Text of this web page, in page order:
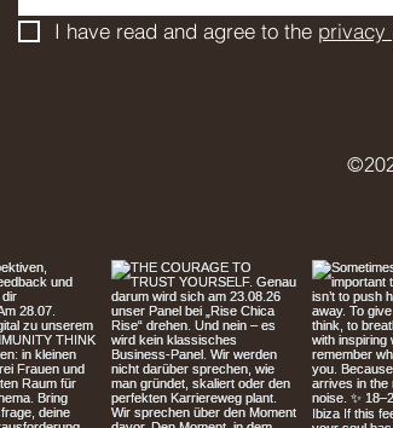
I have read and agree to the privacy